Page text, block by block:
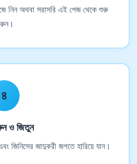
নিন অথবা সরাসরি এই পেজ থেকে শুরু
৪
ও জিতুন
জিনিসের জাদুকরী জগতে হারিয়ে যান।